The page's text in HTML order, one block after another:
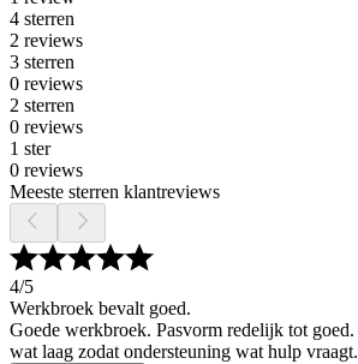
4 sterren
2 reviews
3 sterren
0 reviews
2 sterren
0 reviews
1 ster
0 reviews
Meeste sterren klantreviews
4/5
Werkbroek bevalt goed.
Goede werkbroek. Pasvorm redelijk tot
wat laag zodat ondersteuning wat hulp